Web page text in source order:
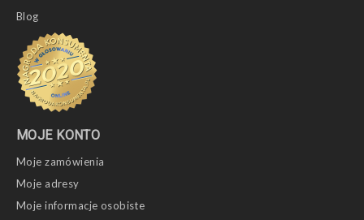
Blog
MOJE KONTO
Moje zamówienia
Moje adresy
Moje informacje osobiste